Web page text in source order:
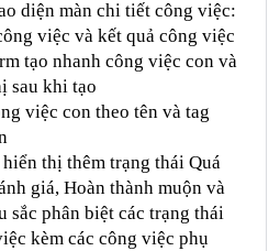
diện màn chi tiết công việc:
việc và kết quả công việc
tạo nhanh công việc con và
sau khi tạo
việc con theo tên và tag
thị thêm trạng thái Quá
giá, Hoàn thành muộn và
sắc phân biệt các trạng thái
kèm các công việc phụ